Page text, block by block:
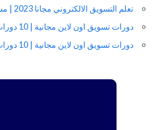
تعلم التسويق الالكتروني مجانا 2023 | مسار تعليمي شامل
دورات تسويق اون لاين مجانية | 10 دورات مجانية للتسويق الرقمي
دورات تسويق اون لاين مجانية | 10 دورات مجانية للتسويق الرقمي